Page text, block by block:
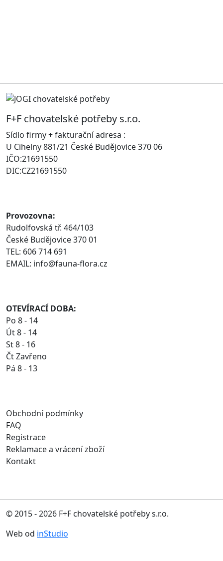
F+F chovatelské potřeby s.r.o.
Sídlo firmy + fakturační adresa :
U Cihelny 881/21 České Budějovice 370 06
IČO:21691550
DIC:CZ21691550
Provozovna:
Rudolfovská tř. 464/103
České Budějovice 370 01
TEL: 606 714 691
EMAIL: info@fauna-flora.cz
OTEVÍRACÍ DOBA:
Po 8 - 14
Út 8 - 14
St 8 - 16
Čt Zavřeno
Pá 8 - 13
Obchodní podmínky
FAQ
Registrace
Reklamace a vrácení zboží
Kontakt
© 2015 - 2026 F+F chovatelské potřeby s.r.o.
Web od inStudio